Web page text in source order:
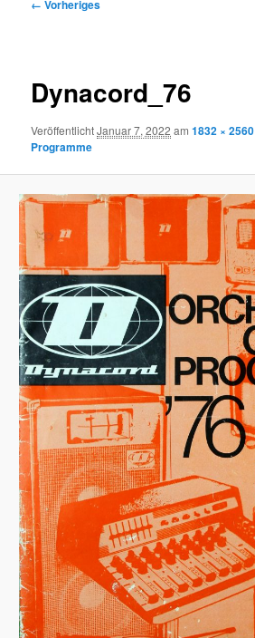
← Vorheriges
Dynacord_76
VeröffentlichtJanuar 7, 2022 am1832 × 2560
Programme